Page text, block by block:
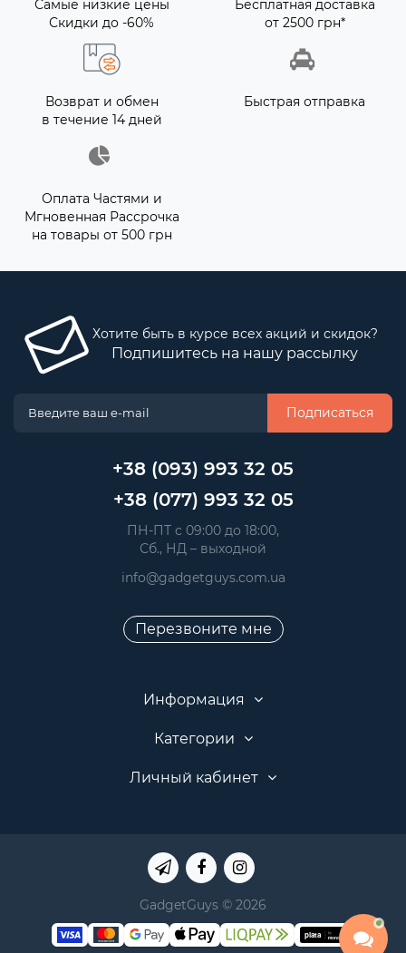
Самые низкие цены
Скидки до -60%
Бесплатная доставка
от 2500 грн*
Возврат и обмен
в течение 14 дней
Быстрая отправка
Оплата Частями и
Мгновенная Рассрочка
на товары от 500 грн
Хотите быть в курсе всех акций и скидок?
Подпишитесь на нашу рассылку
Подписаться
+38 (093) 993 32 05
+38 (077) 993 32 05
ПН-ПТ с 09:00 до 18:00,
Сб., НД – выходной
info@gadgetguys.com.ua
Перезвоните мне
Информация
Категории
Личный кабинет
GadgetGuys © 2026